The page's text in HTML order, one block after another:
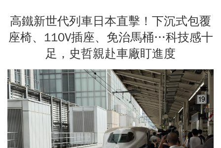
高鐵新世代列車日本直擊！下沉式包覆
座椅、110V插座、免治馬桶…科技感十
足，史哲親赴車廠盯進度